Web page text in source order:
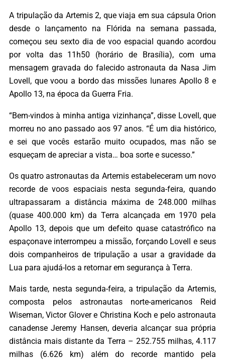
A tripulação da Artemis 2, que viaja em sua cápsula Orion
desde o lançamento na Flórida na semana passada,
começou seu sexto dia de voo espacial quando acordou
por volta das 11h50 (horário de Brasília), com uma
mensagem gravada do falecido astronauta da Nasa Jim
Lovell, que voou a bordo das missões lunares Apollo 8 e
Apollo 13, na época da Guerra Fria.
“Bem-vindos à minha antiga vizinhança”, disse Lovell, que
morreu no ano passado aos 97 anos. “É um dia histórico,
e sei que vocês estarão muito ocupados, mas não se
esqueçam de apreciar a vista… boa sorte e sucesso.”
Os quatro astronautas da Artemis estabeleceram um novo
recorde de voos espaciais nesta segunda-feira, quando
ultrapassaram a distância máxima de 248.000 milhas
(quase 400.000 km) da Terra alcançada em 1970 pela
Apollo 13, depois que um defeito quase catastrófico na
espaçonave interrompeu a missão, forçando Lovell e seus
dois companheiros de tripulação a usar a gravidade da
Lua para ajudá-los a retornar em segurança à Terra.
Mais tarde, nesta segunda-feira, a tripulação da Artemis,
composta pelos astronautas norte-americanos Reid
Wiseman, Victor Glover e Christina Koch e pelo astronauta
canadense Jeremy Hansen, deveria alcançar sua própria
distância mais distante da Terra – 252.755 milhas, 4.117
milhas (6.626 km) além do recorde mantido pela